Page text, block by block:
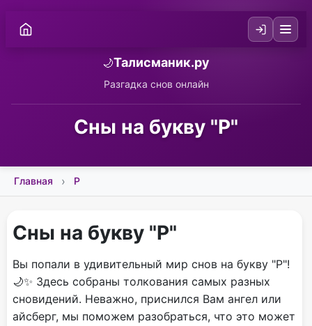
🌙Талисманик.ру
Разгадка снов онлайн
Сны на букву "Р"
Главная Р
Сны на букву "Р"
Вы попали в удивительный мир снов на букву "Р"!
🌙✨ Здесь собраны толкования самых разных
сновидений. Неважно, приснился Вам ангел или
айсберг, мы поможем разобраться, что это может